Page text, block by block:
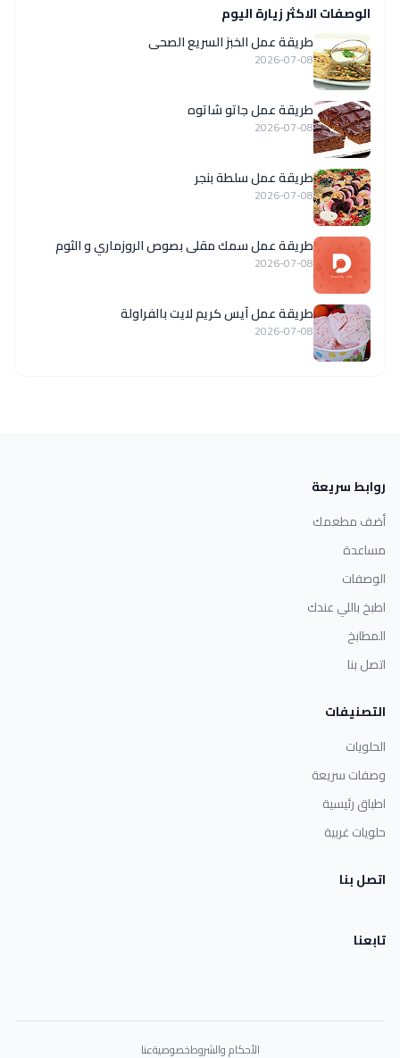
الوصفات الاكثر زيارة اليوم
طريقة عمل الخبز السريع الصحى
2026-07-08
طريقة عمل جاتو شاتوه
2026-07-08
طريقة عمل سلطة بنجر
2026-07-08
طريقة عمل سمك مقلى بصوص الروزماري و الثوم
2026-07-08
طريقة عمل آيس كريم لايت بالفراولة
2026-07-08
روابط سريعة
أضف مطعمك
مساعدة
الوصفات
اطبخ باللي عندك
المطابخ
اتصل بنا
التصنيفات
الحلويات
وصفات سريعة
اطباق رئيسية
حلويات غربية
اتصل بنا
تابعنا
الأحكام والشروطخصوصيةعنا